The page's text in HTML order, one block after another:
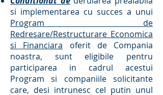
si implementarea cu succes a unui
Program de
Redresare/Restructurare Economica
si Financiara oferit de Compania
noastra, sunt eligibile pentru
participarea in cadrul acestui
Program si companiile solicitante
care, desi intrunesc cel putin unul